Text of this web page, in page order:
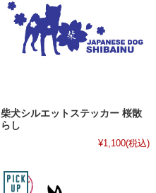
柴犬シルエットステッカー 桜散
らし
¥1,100(税込)